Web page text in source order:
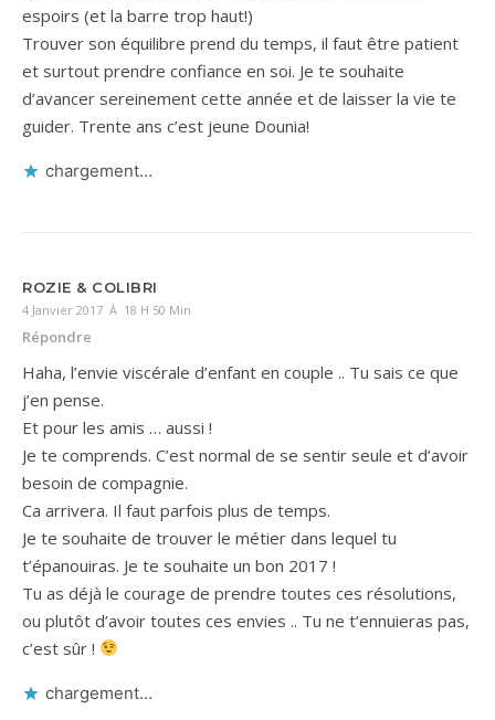
espoirs (et la barre trop haut!)
Trouver son équilibre prend du temps, il faut être patient
et surtout prendre confiance en soi. Je te souhaite
d’avancer sereinement cette année et de laisser la vie te
guider. Trente ans c’est jeune Dounia!
chargement…
ROZIE & COLIBRI
4 Janvier 2017 À 18 H 50 Min
Répondre
Haha, l’envie viscérale d’enfant en couple .. Tu sais ce que
j’en pense.
Et pour les amis … aussi !
Je te comprends. C’est normal de se sentir seule et d’avoir
besoin de compagnie.
Ca arrivera. Il faut parfois plus de temps.
Je te souhaite de trouver le métier dans lequel tu
t’épanouiras. Je te souhaite un bon 2017 !
Tu as déjà le courage de prendre toutes ces résolutions,
ou plutôt d’avoir toutes ces envies .. Tu ne t’ennuieras pas,
c’est sûr !
chargement…